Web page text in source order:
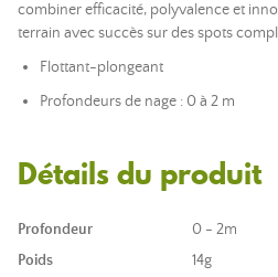
combiner efficacité, polyvalence et
terrain avec succès sur des spots
Flottant-plongeant
Profondeurs de nage : 0 à 2 m
Détails du produit
Profondeur
0 - 2m
Poids
14g